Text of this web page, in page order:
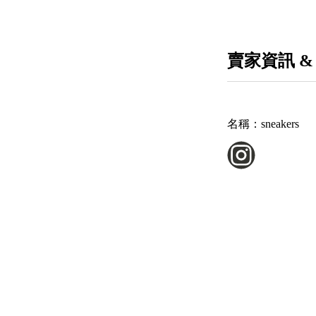
賣家資訊
名稱： sneakers